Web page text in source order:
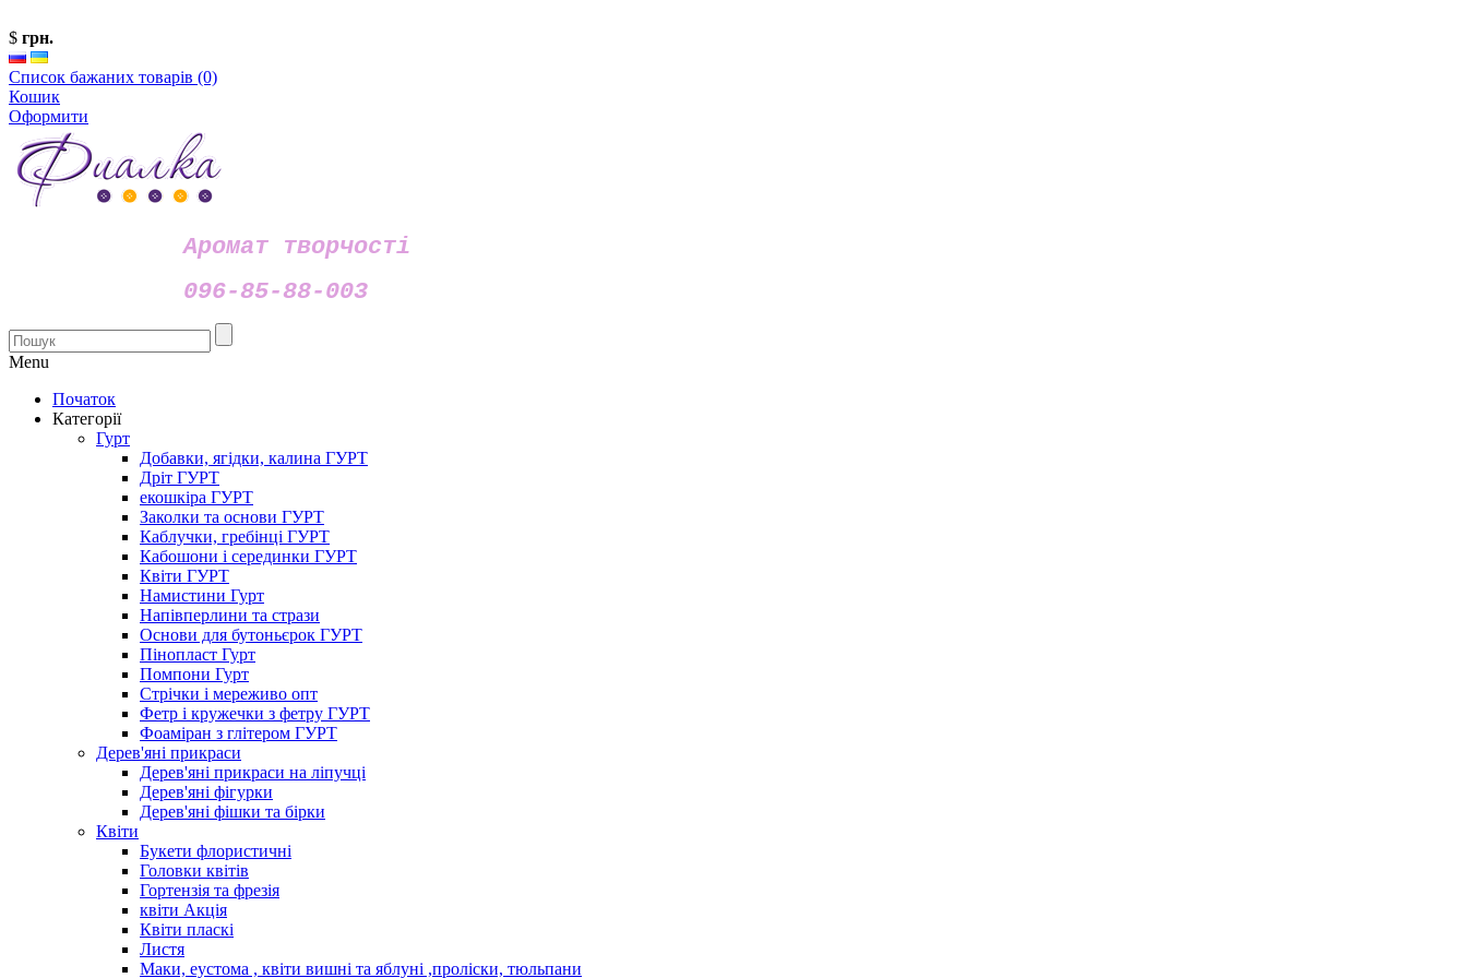
$ грн.
Список бажаних товарів (0)
Кошик
Оформити
Аромат творчості
096-85-88-003
Menu
Початок
Категорії
Гурт
Добавки, ягідки, калина ГУРТ
Дріт ГУРТ
екошкіра ГУРТ
Заколки та основи ГУРТ
Каблучки, гребінці ГУРТ
Кабошони і серединки ГУРТ
Квіти ГУРТ
Намистини Гурт
Напівперлини та стрази
Основи для бутоньєрок ГУРТ
Пінопласт Гурт
Помпони Гурт
Стрічки і мереживо опт
Фетр і кружечки з фетру ГУРТ
Фоаміран з глітером ГУРТ
Дерев'яні прикраси
Дерев'яні прикраси на ліпучці
Дерев'яні фігурки
Дерев'яні фішки та бірки
Квіти
Букети флористичні
Головки квітів
Гортензія та фрезія
квіти Акція
Квіти пласкі
Листя
Маки, еустома , квіти вишні та яблуні ,проліски, тюльпани